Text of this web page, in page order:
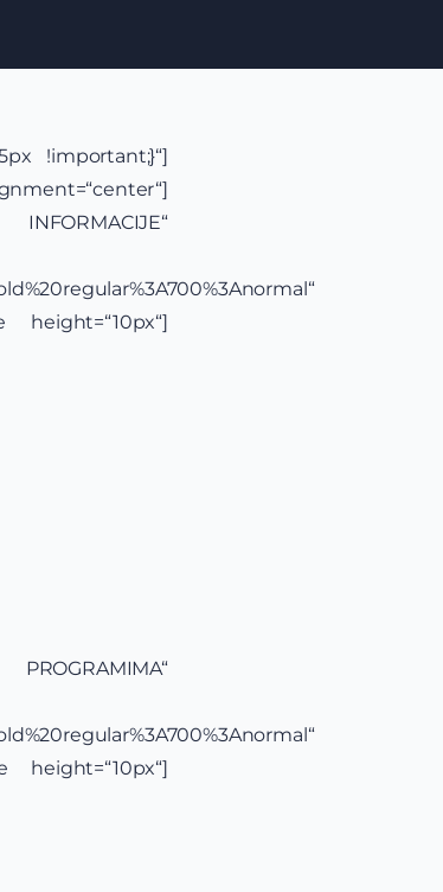
!important;}“]
height=“10px“]
height=“10px“]